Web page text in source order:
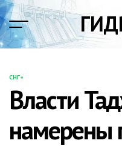
Перейти
к
содержимому
ОПУБЛИКОВАНО
В
СНГ+
Власти
намерены